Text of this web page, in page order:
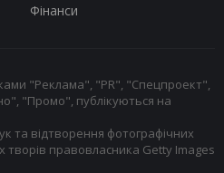
Фінанси
"Реклама", "PR", "Спецпроект",
"Промо", публікуються на
та відтворення фотографічних
творів правовласника Getty Images